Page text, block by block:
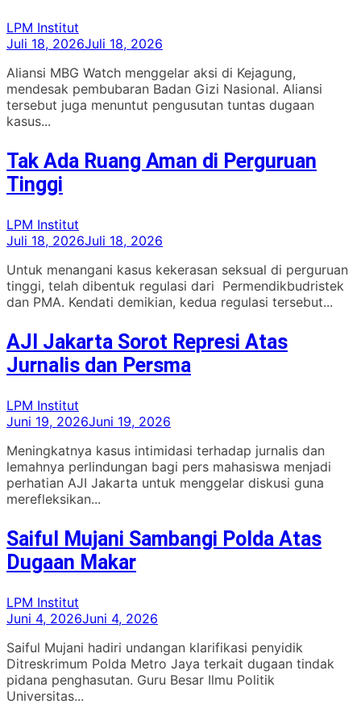
LPM Institut
Juli 18, 2026Juli 18, 2026
Aliansi MBG Watch menggelar aksi di Kejagung,
mendesak pembubaran Badan Gizi Nasional. Aliansi
tersebut juga menuntut pengusutan tuntas dugaan
kasus...
Tak Ada Ruang Aman di Perguruan
Tinggi
LPM Institut
Juli 18, 2026Juli 18, 2026
Untuk menangani kasus kekerasan seksual di perguruan
tinggi, telah dibentuk regulasi dari Permendikbudristek
dan PMA. Kendati demikian, kedua regulasi tersebut...
AJI Jakarta Sorot Represi Atas
Jurnalis dan Persma
LPM Institut
Juni 19, 2026Juni 19, 2026
Meningkatnya kasus intimidasi terhadap jurnalis dan
lemahnya perlindungan bagi pers mahasiswa menjadi
perhatian AJI Jakarta untuk menggelar diskusi guna
merefleksikan...
Saiful Mujani Sambangi Polda Atas
Dugaan Makar
LPM Institut
Juni 4, 2026Juni 4, 2026
Saiful Mujani hadiri undangan klarifikasi penyidik
Ditreskrimum Polda Metro Jaya terkait dugaan tindak
pidana penghasutan. Guru Besar Ilmu Politik
Universitas...